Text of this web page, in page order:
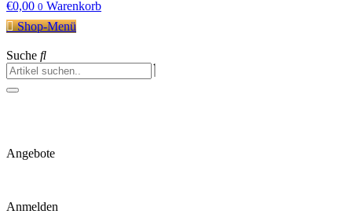
€0,00 0 Warenkorb
Shop-Menü
Suche
Angebote
Anmelden